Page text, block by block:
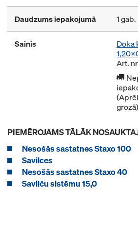
Daudzums iepakojumā 1 gab.
Sainis
Doka
Art.
grozā)
PIEMĒROJAMS TĀLĀK
Nesošās sastatnes Staxo 100
Savilces
Nesošās sastatnes Staxo 40
Savilču sistēmu 15,0